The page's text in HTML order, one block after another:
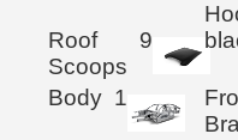
Roof
Scoops
9
Body 1